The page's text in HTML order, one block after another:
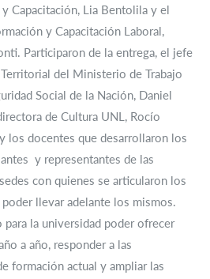
Capacitación, Lia Bentolila y el
y Capacitación Laboral,
Participaron de la entrega, el jefe
del Ministerio de Trabajo
Social de la Nación, Daniel
de Cultura UNL, Rocío
los docentes que desarrollaron los
y representantes de las
con quienes se articularon los
poder llevar adelante los mismos.
para la universidad poder ofrecer
a año, responder a las
formación actual y ampliar las